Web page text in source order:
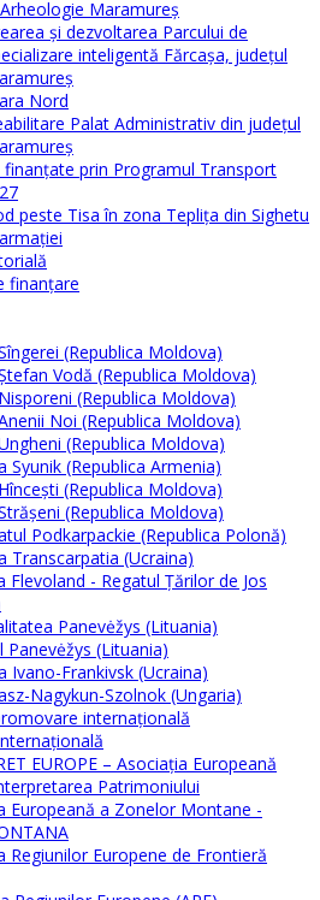
Maramureș
și dezvoltarea Parcului de
inteligentă Fărcașa, județul
Nord
Palat Administrativ din județul
finanțate prin Programul Transport
peste Tisa în zona Teplița din Sighetu
finanţare
(Republica Moldova)
Vodă (Republica Moldova)
(Republica Moldova)
Noi (Republica Moldova)
(Republica Moldova)
Syunik (Republica Armenia)
(Republica Moldova)
(Republica Moldova)
Podkarpackie (Republica Polonă)
Transcarpatia (Ucraina)
Flevoland - Regatul Ţărilor de Jos
Panevėžys (Lituania)
Panevėžys (Lituania)
Ivano-Frankivsk (Ucraina)
Nagykun-Szolnok (Ungaria)
internaţională
EUROPE – Asociația Europeană
Patrimoniului
Europeană a Zonelor Montane -
Regiunilor Europene de Frontieră